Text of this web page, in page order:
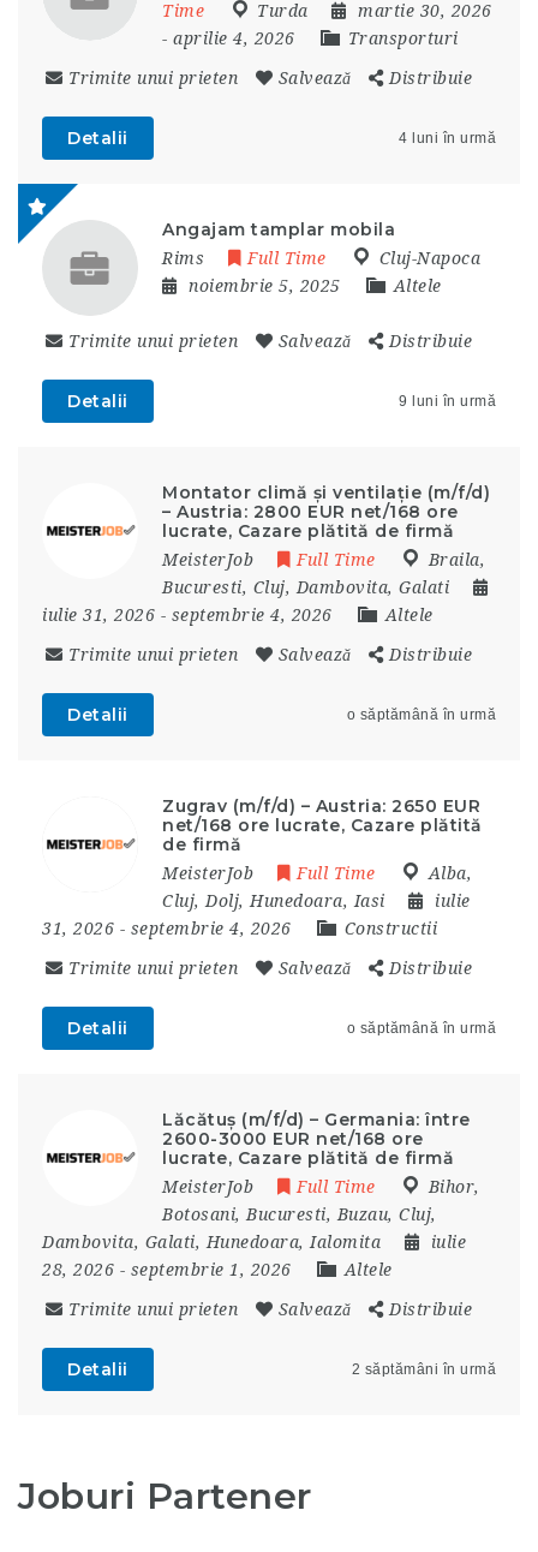
Time
Turda
martie 30, 2026
- aprilie 4, 2026
Transporturi
Trimite unui prieten Salvează Distribuie
Detalii 4 luni în urmă
Angajam tamplar mobila
Rims Full Time
Cluj-Napoca
noiembrie 5, 2025
Altele
Trimite unui prieten Salvează Distribuie
Detalii 9 luni în urmă
Montator climă și ventilație (m/f/d)
– Austria: 2800 EUR net/168 ore
lucrate, Cazare plătită de firmă
MeisterJob Full Time Braila,
Bucuresti, Cluj, Dambovita, Galati
iulie 31, 2026 - septembrie 4, 2026 Altele
Trimite unui prieten Salvează Distribuie
Detalii o săptămână în urmă
Zugrav (m/f/d) – Austria: 2650 EUR
net/168 ore lucrate, Cazare plătită
de firmă
MeisterJob Full Time Alba,
Cluj, Dolj, Hunedoara, Iasi
iulie
31, 2026 - septembrie 4, 2026 Constructii
Trimite unui prieten Salvează Distribuie
Detalii o săptămână în urmă
Lăcătuș (m/f/d) – Germania: între
2600-3000 EUR net/168 ore
lucrate, Cazare plătită de firmă
MeisterJob Full Time Bihor,
Botosani, Bucuresti, Buzau, Cluj,
Dambovita, Galati, Hunedoara, Ialomita
iulie
28, 2026 - septembrie 1, 2026 Altele
Trimite unui prieten Salvează Distribuie
Detalii 2 săptămâni în urmă
Joburi Partener